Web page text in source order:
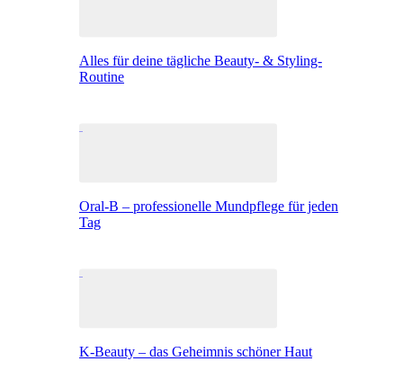
Alles für deine tägliche Beauty- & Styling-
Routine
Oral-B – professionelle Mundpflege für jeden
Tag
K-Beauty – das Geheimnis schöner Haut